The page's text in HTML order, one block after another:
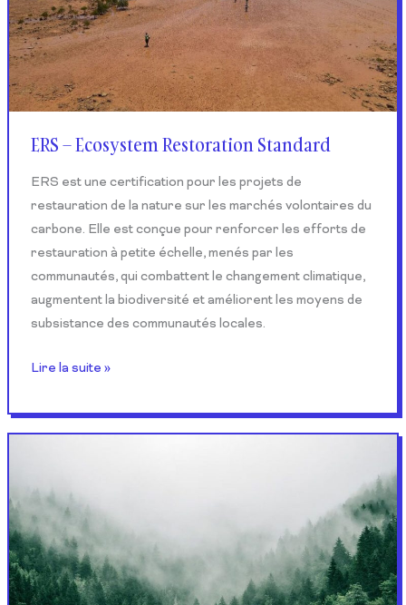
ERS – Ecosystem Restoration Standard
ERS est une certification pour les projets de
restauration de la nature sur les marchés volontaires du
carbone. Elle est conçue pour renforcer les efforts de
restauration à petite échelle, menés par les
communautés, qui combattent le changement climatique,
augmentent la biodiversité et améliorent les moyens de
subsistance des communautés locales.
Lire la suite »